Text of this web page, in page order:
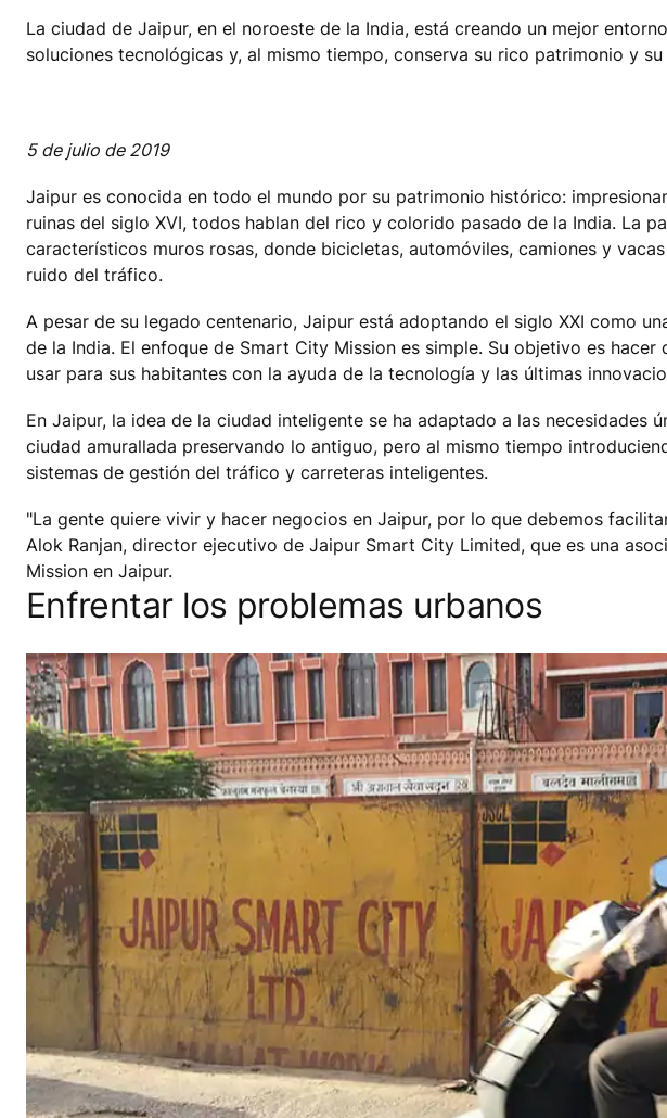
La ciudad de Jaipur, en el noroeste de la India, está creando un mejor
soluciones tecnológicas y, al mismo tiempo, conserva su rico patrimonio y
5 de julio de 2019
Jaipur es conocida en todo el mundo por su patrimonio histórico:
ruinas del siglo XVI, todos hablan del rico y colorido pasado de la India. La
característicos muros rosas, donde bicicletas, automóviles, camiones y
ruido del tráfico.
A pesar de su legado centenario, Jaipur está adoptando el siglo XXI como
de la India. El enfoque de Smart City Mission es simple. Su objetivo es
usar para sus habitantes con la ayuda de la tecnología y las últimas
En Jaipur, la idea de la ciudad inteligente se ha adaptado a las necesidades
ciudad amurallada preservando lo antiguo, pero al mismo tiempo
sistemas de gestión del tráfico y carreteras inteligentes.
"La gente quiere vivir y hacer negocios en Jaipur, por lo que debemos
Alok Ranjan, director ejecutivo de Jaipur Smart City Limited, que es una
Mission en Jaipur.
Enfrentar los problemas urbanos